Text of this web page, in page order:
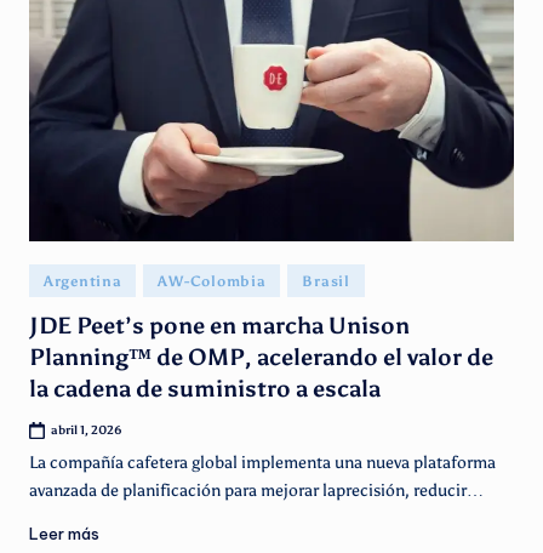
Publicado
en
Argentina AW-Colombia Brasil
JDE Peet’s pone en marcha Unison
Planning™ de OMP, acelerando el valor de
la cadena de suministro a escala
abril 1, 2026
La compañía cafetera global implementa una nueva plataforma
avanzada de planificación para mejorar laprecisión, reducir…
Leer más